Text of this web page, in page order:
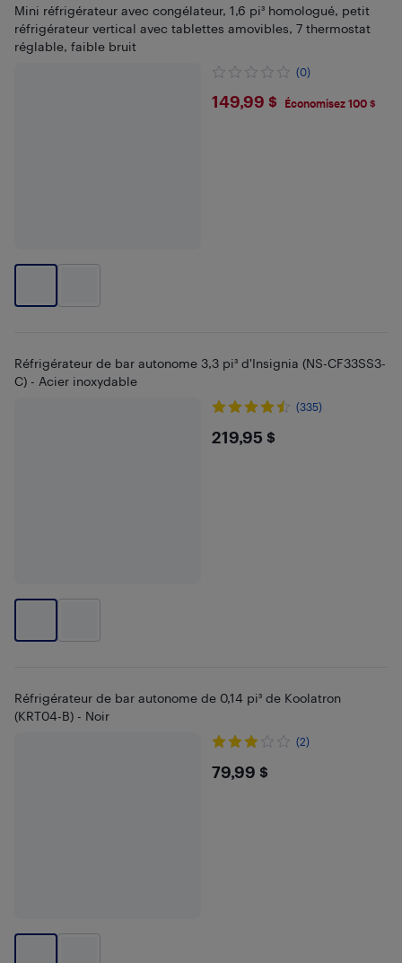
Mini réfrigérateur avec congélateur, 1,6 pi³ homologué, petit
réfrigérateur vertical avec tablettes amovibles, 7 thermostat
réglable, faible bruit
(0)
$149.99
149,99 $ Économisez 100 $
Réfrigérateur de bar autonome 3,3 pi³ d'Insignia (NS-CF33SS3-
C) - Acier inoxydable
(335)
$219.95
219,95 $
Réfrigérateur de bar autonome de 0,14 pi³ de Koolatron
(KRT04-B) - Noir
(2)
$79.99
79,99 $